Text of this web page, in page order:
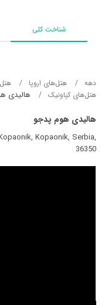
شناخت کلی
دهه هتل‌های اروپا
هتل‌های کپاونیک
هالیدی
هالیدی هوم پدجو
Kopaonik, Serbia,
36350